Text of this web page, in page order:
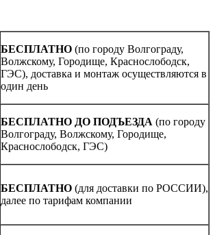
БЕСПЛАТНО (по городу Волгограду,
Волжскому, Городище, Краснослободск,
ГЭС), доставка и монтаж осуществляются в
один день
БЕСПЛАТНО ДО ПОДЪЕЗДА (по городу
Волгограду, Волжскому, Городище,
Краснослободск, ГЭС)
БЕСПЛАТНО (для доставки по РОССИИ),
далее по тарифам компании